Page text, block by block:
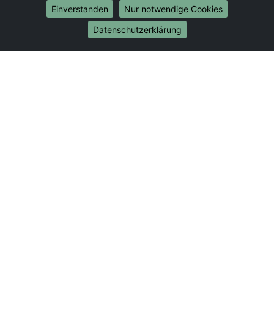
Umzug von Wiesbaden nach Münster
Internationale-Umzüge
Umzug von Wiesbaden nach Brasilien
Einverstanden
Nur notwendige Cookies
Datenschutzerklärung